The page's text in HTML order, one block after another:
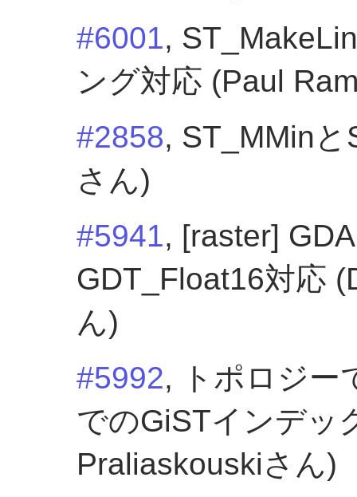
#6001,
ング対応 (Paul
#2858, ST_MMin
さん)
#5941, [raster]
GDT_Float16対応
ん)
#5992, トポロジー
でのGiSTインデッ
Praliaskouskiさん)